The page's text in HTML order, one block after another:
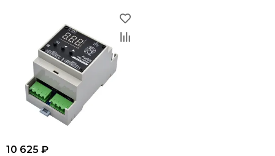
10 625 ₽